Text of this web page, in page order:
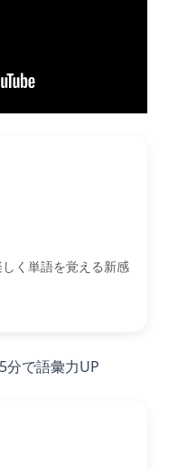
く単語を覚える新感
分で語彙力UP